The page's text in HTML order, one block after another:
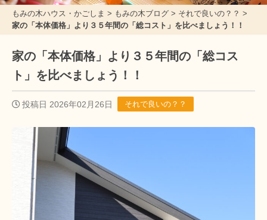
もみの木ハウス・かごしま > もみの木ブログ > それで良いの？？ >
家の「本体価格」より３５年間の「総コスト」を比べましょう！！
家の「本体価格」より３５年間の「総コス
ト」を比べましょう！！
投稿日 2026年02月26日 それで良いの？？